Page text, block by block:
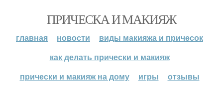
ПРИЧЕСКА И МАКИЯЖ
главная новости
виды макияжа и причесок
как делать прически и макияж
прически и макияж на дому
игры отзывы